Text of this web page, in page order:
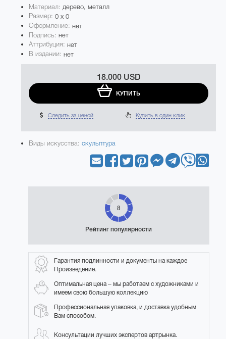
Материал: дерево, металл
Размер: 0 x 0
Оформление:нет
Подпись:нет
Аттрибуция:нет
В издании:нет
18.000 USD
КУПИТЬ
Следить за ценой Купить в один клик
Виды искусства:скульптура
8
Рейтинг популярности
Гарантия подлинности и документы на каждое
Произведение.
Оптимальная цена – мы работаем с художниками и
имеем свою большую коллекцию
Профессиональная упаковка, и доставка удобным
Вам способом.
Консультации лучших экспертов артрынка.